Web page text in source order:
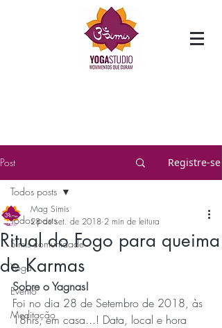
Post Registre-se
Todos posts
Simis comunidade
Yoga
Evento
Meditação
Todos posts
Ritual do Fogo para queima
de Karmas
Mag Simis
28 de set. de 2018 2 min de leitura
Sobre o Yagnas!
Foi no dia 28 de Setembro de 2018, às
18hrs, em casa...! Data, local e hora